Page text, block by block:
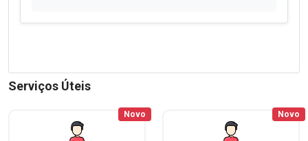
Serviços Úteis
Novo Novo